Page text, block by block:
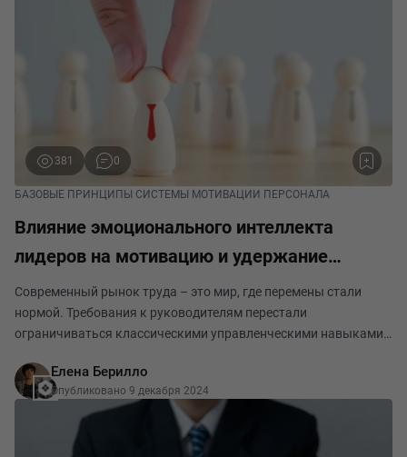
381 0
БАЗОВЫЕ ПРИНЦИПЫ СИСТЕМЫ МОТИВАЦИИ ПЕРСОНАЛА
Влияние эмоционального интеллекта
лидеров на мотивацию и удержание
сотрудников
Современный рынок труда – это мир, где перемены стали
нормой. Требования к руководителям перестали
ограничиваться классическими управленческими навыками.
недостаточно. Всё больше внимания уделяется способности
Елена Берилло
Опубликовано 9 декабря 2024